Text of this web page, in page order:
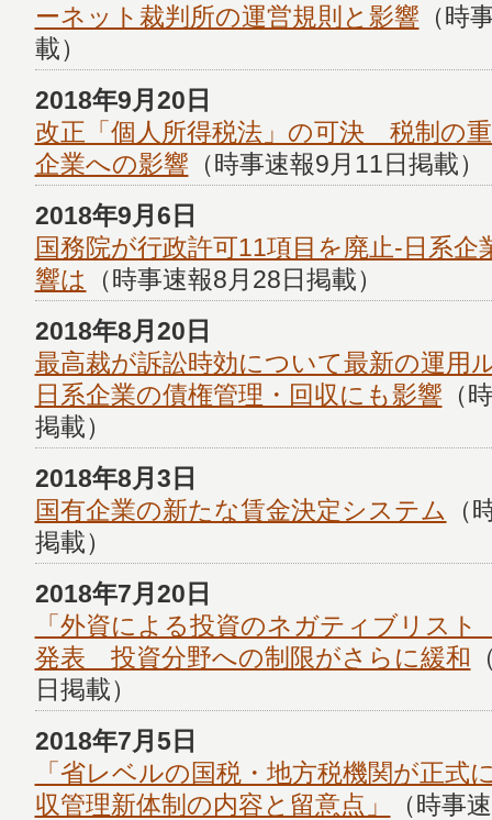
ーネット裁判所の運営規則と影響 （時
載）
2018年9月20日
改正「個人所得税法」の可決 税制の
企業への影響 （時事速報9月11日掲載）
2018年9月6日
国務院が行政許可11項目を廃止-日系企
響は （時事速報8月28日掲載）
2018年8月20日
最高裁が訴訟時効について最新の運用
日系企業の債権管理・回収にも影響 （
掲載）
2018年8月3日
国有企業の新たな賃金決定システム （
掲載）
2018年7月20日
「外資による投資のネガティブリスト
発表 投資分野への制限がさらに緩和
日掲載）
2018年7月5日
「省レベルの国税・地方税機関が正
収管理新体制の内容と留意点」
（時事